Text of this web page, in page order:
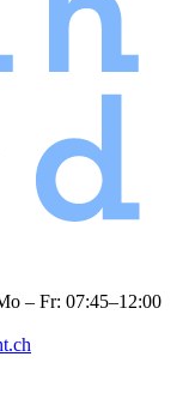
– Fr: 07:45–12:00